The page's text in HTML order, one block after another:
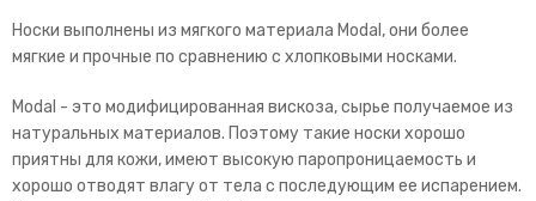
Носки выполнены из мягкого материала Modal, они более
мягкие и прочные по сравнению с хлопковыми носками.
Modal - это модифицированная вискоза, сырье получаемое из
натуральных материалов. Поэтому такие носки хорошо
приятны для кожи, имеют высокую паропроницаемость и
хорошо отводят влагу от тела с последующим ее испарением.